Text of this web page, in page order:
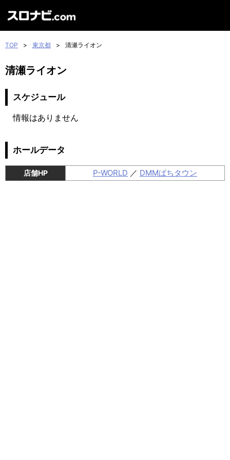
TOP > 東京都 > 清瀬ライオン
清瀬ライオン
スケジュール
情報はありません
ホールデータ
店舗HP P-WORLD ／ DMMぱちタウン